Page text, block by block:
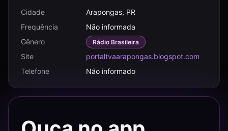
Cidade
Arapongas, PR
Frequência
Não informada
Gênero
Rádio Brasileira
Site
portaltvaarapongas.blogspot.com
Telefone
Não informado